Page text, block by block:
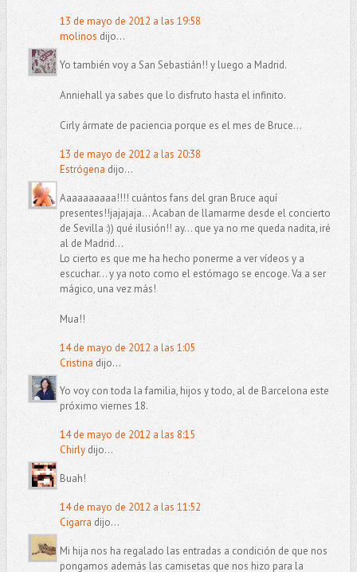
13 de mayo de 2012 a las 19:58
molinos dijo...
Yo también voy a San Sebastián!! y luego a Madrid.
Anniehall ya sabes que lo disfruto hasta el infinito.
Cirly ármate de paciencia porque es el mes de Bruce...
13 de mayo de 2012 a las 20:38
Estrógena dijo...
Aaaaaaaaaa!!!! cuántos fans del gran Bruce aquí
presentes!!jajajaja... Acaban de llamarme desde el concierto
de Sevilla :)) qué ilusión!! ay... que ya no me queda nadita, iré
al de Madrid...
Lo cierto es que me ha hecho ponerme a ver vídeos y a
escuchar... y ya noto como el estómago se encoge. Va a ser
mágico, una vez más!
Mua!!
14 de mayo de 2012 a las 1:05
Cristina dijo...
Yo voy con toda la familia, hijos y todo, al de Barcelona este
próximo viernes 18.
14 de mayo de 2012 a las 8:15
Chirlydijo...
Buah!
14 de mayo de 2012 a las 11:52
Cigarra dijo...
Mi hija nos ha regalado las entradas a condición de que nos
pongamos además las camisetas que nos hizo para la